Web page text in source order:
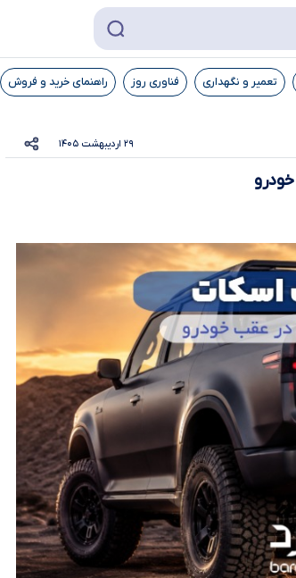
تعمیر و نگهداری فناوری روز راهنمای خرید و فروش
۲۹ اردیبهشت ۱۴۰۵